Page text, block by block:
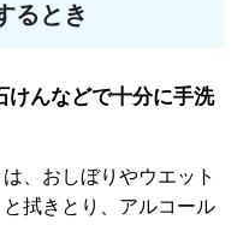
るとき
けんなどで十分に手洗
、おしぼりやウエット
拭きとり、アルコール